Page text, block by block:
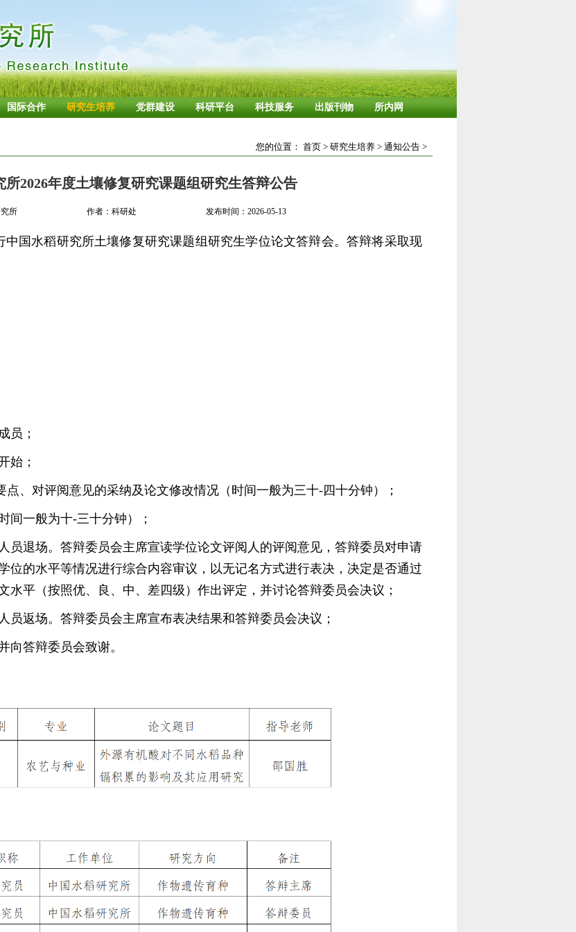
国际合作 研究生培养 党群建设 科研平台 科技服务 出版刊物 所内网
您的位置： 首页 > 研究生培养 > 通知公告 >
所2026年度土壤修复研究课题组研究生答辩公告
所 作者：科研处 发布时间：2026-05-13
中国水稻研究所土壤修复研究课题组研究生学位论文答辩会。答辩将采取现
员；
始；
点、对评阅意见的采纳及论文修改情况（时间一般为三十-四十分钟）；
间一般为十-三十分钟 ）；
员退场。答辩委员会主席宣读学位论文评阅人的评阅意见，答辩委员对申请
位的水平等情况进行综合内容审议，以无记名方式进行表决，决定是否通过
水平（按照优、良、中、差四级）作出评定，并讨论答辩委员会决议；
员返场。答辩委员会主席宣布表决结果和答辩委员会决议；
向答辩委员会致谢。